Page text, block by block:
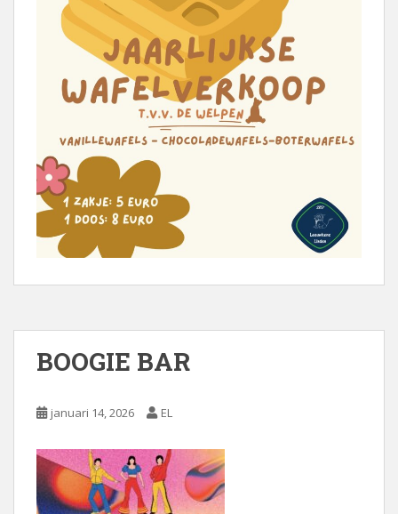
BOOGIE BAR
januari 14, 2026 EL